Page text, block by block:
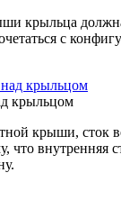
крыльца
с
крыльцом
крыши, сток
что внутренняя